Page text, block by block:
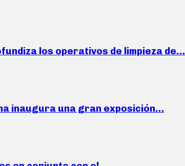
los operativos de limpieza de…
inaugura una gran exposición…